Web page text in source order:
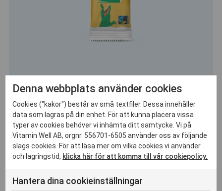
Smiling Produkter / Fruktbar Mango 20 g
Fruktbar Mango 20 g
Fruktbar av torkad mango som odlats och förpackats under
schyssta förhållanden i Ghana.
Denna webbplats använder cookies
Cookies ("kakor") består av små textfiler. Dessa innehåller
data som lagras på din enhet. För att kunna placera vissa
typer av cookies behöver vi inhämta ditt samtycke. Vi på
Vitamin Well AB, orgnr. 556701-6505 använder oss av följande
slags cookies. För att läsa mer om vilka cookies vi använder
och lagringstid, klicka här för att komma till vår cookiepolicy.
Hantera dina cookieinställningar